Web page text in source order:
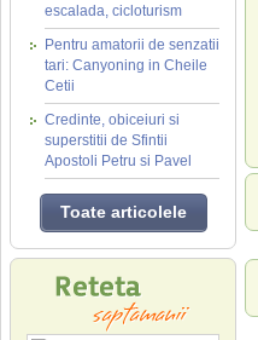
escalada, cicloturism
Pentru amatorii de senzatii
tari: Canyoning in Cheile
Cetii
Credinte, obiceiuri si
superstitii de Sfintii
Apostoli Petru si Pavel
Toate articolele